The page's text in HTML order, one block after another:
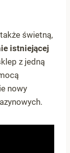
świetną,
istniejącej
z jedną
nowy